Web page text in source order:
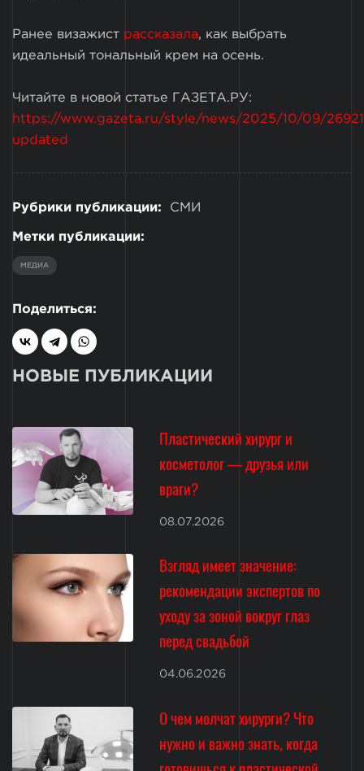
Ранее визажист рассказала, как выбрать
идеальный тональный крем на осень.
Читайте в новой статье ГАЗЕТА.РУ:
https://www.gazeta.ru/style/news/2025/10/09/
updated
Рубрики публикации: СМИ
Метки публикации:
МЕДИА
Поделиться:
НОВЫЕ ПУБЛИКАЦИИ
Пластический хирург и
косметолог — друзья или
враги?
08.07.2026
Взгляд имеет значение:
рекомендации экспертов по
уходу за зоной вокруг глаз
перед свадьбой
04.06.2026
О чем молчат хирурги? Что
нужно и важно знать, когда